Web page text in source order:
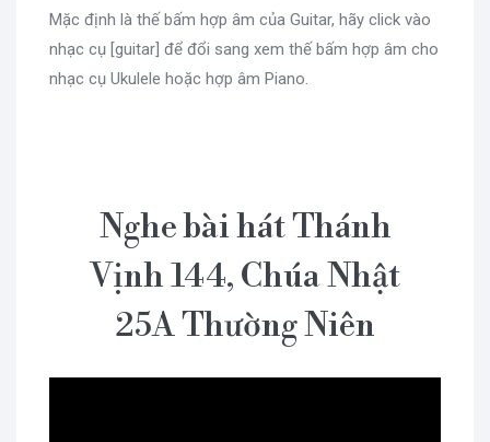
Mặc định là thế bấm hợp âm của Guitar, hãy click vào
nhạc cụ [guitar] để đổi sang xem thế bấm hợp âm cho
nhạc cụ Ukulele hoặc hợp âm Piano.
Nghe bài hát Thánh
Vịnh 144, Chúa Nhật
25A Thường Niên